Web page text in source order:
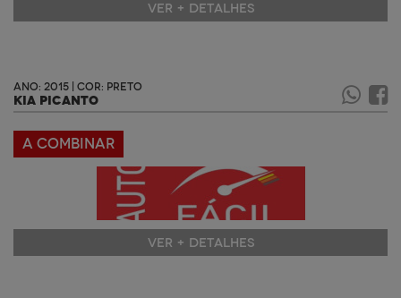
VER + DETALHES
ANO: 2015 | COR: PRETO
KIA PICANTO
A COMBINAR
VER + DETALHES